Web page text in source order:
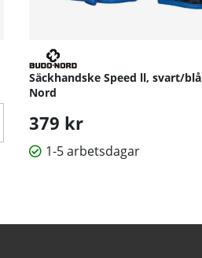
Säckhandske Speed ll, svart/
Nord
379 kr
1-5 arbetsdagar